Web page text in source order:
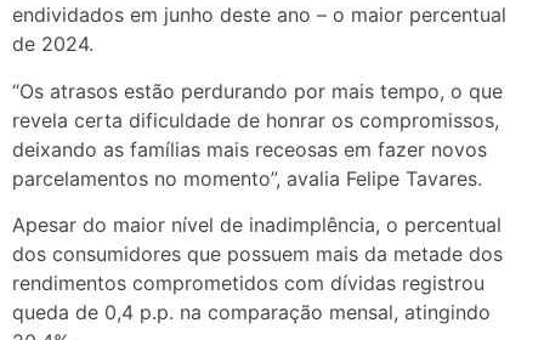
endividados em junho deste ano – o maior percentual
de 2024.
“Os atrasos estão perdurando por mais tempo, o que
revela certa dificuldade de honrar os compromissos,
deixando as famílias mais receosas em fazer novos
parcelamentos no momento”, avalia Felipe Tavares.
Apesar do maior nível de inadimplência, o percentual
dos consumidores que possuem mais da metade dos
rendimentos comprometidos com dívidas registrou
queda de 0,4 p.p. na comparação mensal, atingindo